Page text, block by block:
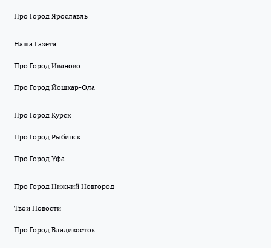
Про Город Ярославль
Наша Газета
Про Город Иваново
Про Город Йошкар-Ола
Про Город Курск
Про Город Рыбинск
Про Город Уфа
Про Город Нижний Новгород
Твои Новости
Про Город Владивосток